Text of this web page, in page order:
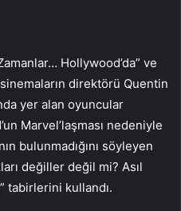
Hollywood’da” ve
direktörü Quentin
yer alan oyuncular
Marvel’laşması nedeniyle
bulunmadığını söyleyen
değiller değil mi? Asıl
tabirlerini kullandı.